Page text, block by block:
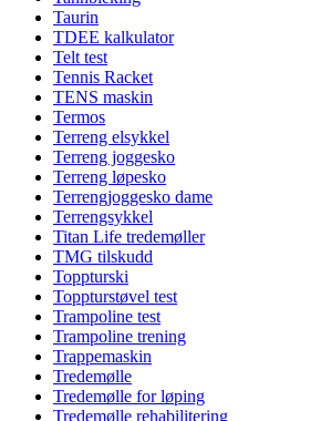
Taurin
TDEE kalkulator
Telt test
Tennis Racket
TENS maskin
Termos
Terreng elsykkel
Terreng joggesko
Terreng løpesko
Terrengjoggesko dame
Terrengsykkel
Titan Life tredemøller
TMG tilskudd
Toppturski
Toppturstøvel test
Trampoline test
Trampoline trening
Trappemaskin
Tredemølle
Tredemølle for løping
Tredemølle rehabilitering